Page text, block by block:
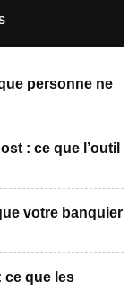
personne ne
: ce que l’outil
votre banquier
ce que les